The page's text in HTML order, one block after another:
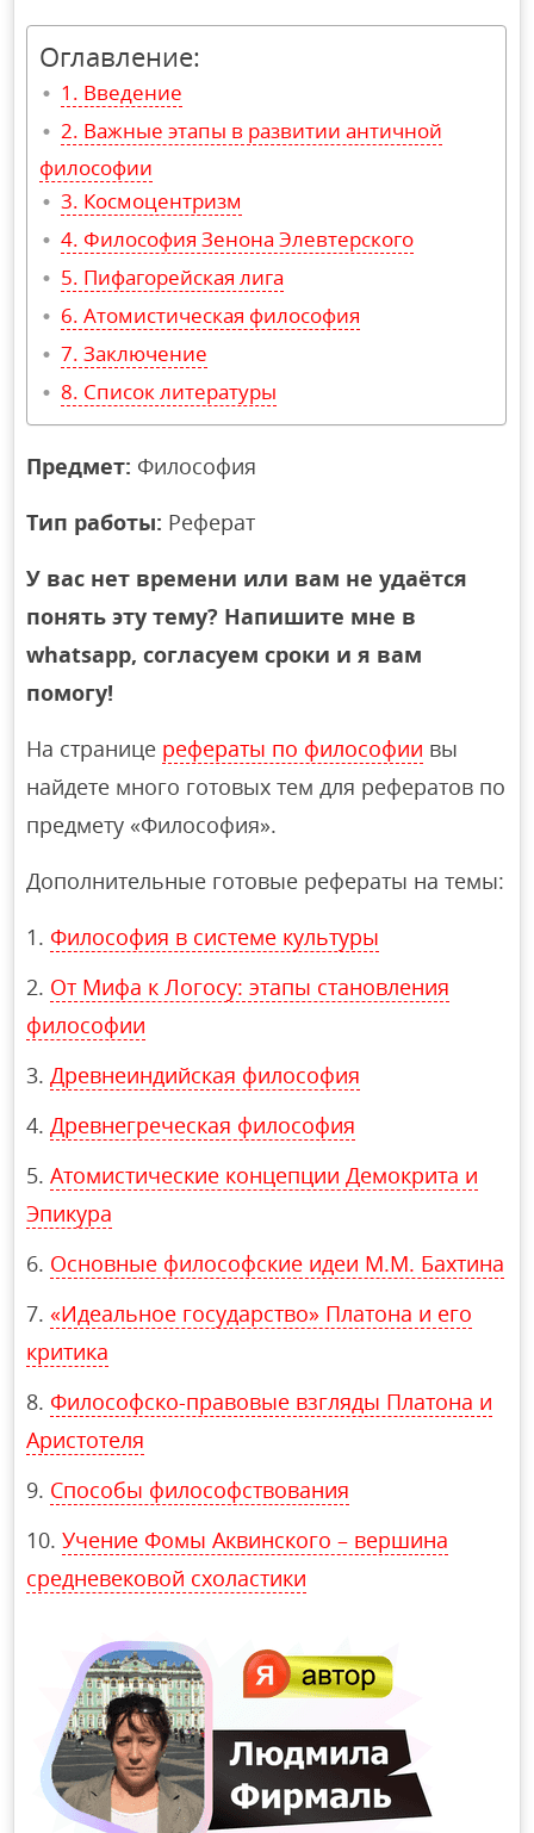
Оглавление:
Введение
Важные этапы в развитии античной
философии
Космоцентризм
Философия Зенона Элевтерского
Пифагорейская лига
Атомистическая философия
Заключение
Список литературы
Предмет: Философия
Тип работы: Реферат
У вас нет времени или вам не удаётся
понять эту тему? Напишите мне в
whatsapp, согласуем сроки и я вам
помогу!
На странице рефераты по философии вы
найдете много готовых тем для рефератов по
предмету «Философия».
Дополнительные готовые рефераты на темы:
Философия в системе культуры
От Мифа к Логосу: этапы становления
философии
Древнеиндийская философия
Древнегреческая философия
Атомистические концепции Демокрита и
Эпикура
Основные философские идеи М.М. Бахтина
«Идеальное государство» Платона и его
критика
Философско-правовые взгляды Платона и
Аристотеля
Способы философствования
Учение Фомы Аквинского – вершина
средневековой схоластики